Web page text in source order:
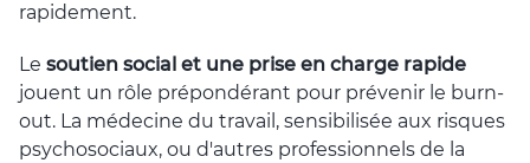
rapidement.
Le soutien social et une prise en charge rapide
jouent un rôle prépondérant pour prévenir le burn-
out. La médecine du travail, sensibilisée aux risques
psychosociaux, ou d'autres professionnels de la